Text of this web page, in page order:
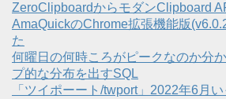
ZeroClipboardからモダンClipboard
AmaQuickのChrome拡張機能版
た
何曜日の何時ころがピークなのか分
プ的な分布を出すSQL
「ツイポーート/twport」2022年6月